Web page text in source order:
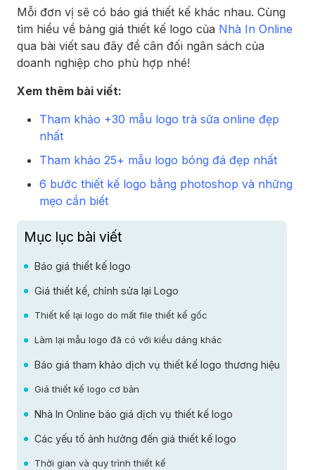
Mỗi đơn vị sẽ có báo giá thiết kế khác nhau. Cùng
tìm hiểu về bảng giá thiết kế logo của Nhà In Online
qua bài viết sau đây để cân đối ngân sách của
doanh nghiệp cho phù hợp nhé!
Xem thêm bài viết:
Tham khảo +30 mẫu logo trà sữa online đẹp
nhất
Tham khảo 25+ mẫu logo bóng đá đẹp nhất
6 bước thiết kế logo bằng photoshop và những
mẹo cần biết
Mục lục bài viết
Báo giá thiết kế logo
Giá thiết kế, chỉnh sửa lại Logo
Thiết kế lại logo do mất file thiết kế gốc
Làm lại mẫu logo đã có với kiểu dáng khác
Báo giá tham khảo dịch vụ thiết kế logo thương hiệu
Giá thiết kế logo cơ bản
Nhà In Online báo giá dịch vụ thiết kế logo
Các yếu tố ảnh hưởng đến giá thiết kế logo
Thời gian và quy trình thiết kế